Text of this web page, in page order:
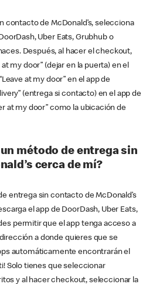
contacto de McDonald’s, selecciona
Uber Eats, Grubhub o
Después, al hacer el checkout,
my door” (dejar en la puerta) en el
at my door” en el app de
(entrega si contacto) en el app de
at my door” como la ubicación de
método de entrega sin
cerca de mí?
entrega sin contacto de McDonald’s
el app de DoorDash, Uber Eats,
permitir que el app tenga acceso a
a donde quieres que se
automáticamente encontrarán el
Solo tienes que seleccionar
y al hacer checkout, seleccionar la